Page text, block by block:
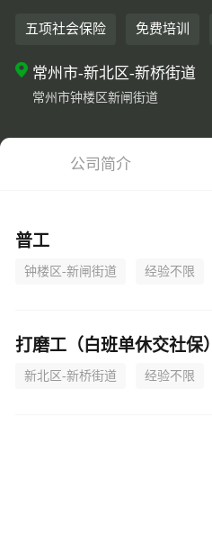
五项社会保险 免费培训
常州市-新北区-新桥街道
常州市钟楼区新闸街道
公司简介
普工
钟楼区-新闸街道 经验不限
打磨工（白班单休交社保）
新北区-新桥街道 经验不限